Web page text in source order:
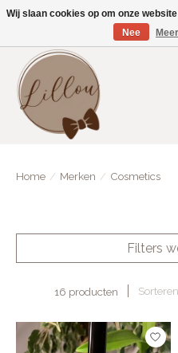
Gratis verzending vanaf €75(BE) en
Home / Merken / Cosmetics
Filters
16 producten
Wij slaan cookies op om onze
Nee